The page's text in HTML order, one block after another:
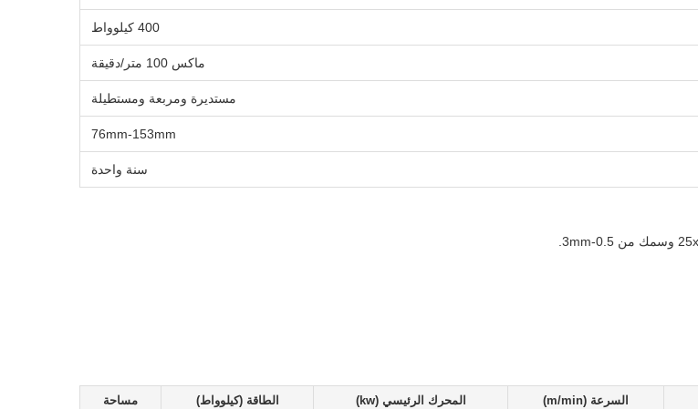
400 كيلوواط
ماكس 100 متر/دقيقة
مستديرة ومربعة ومستطيلة
76mm-153mm
سنة واحدة
السرعة (m/min) المحرك الرئيسي (kw) الطاقة (كيلوواط) مساحة